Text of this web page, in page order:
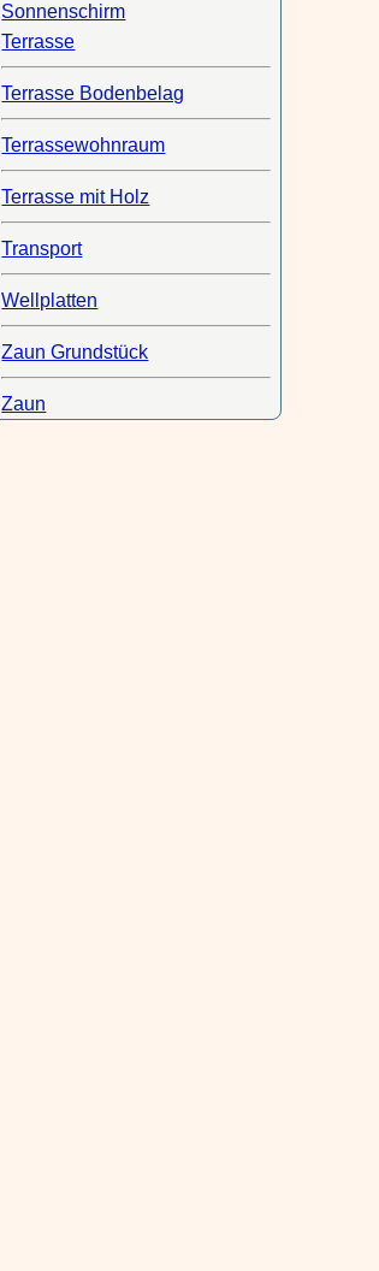
Sonnenschirm
Terrasse
Terrasse Bodenbelag
Terrassewohnraum
Terrasse mit Holz
Transport
Wellplatten
Zaun Grundstück
Zaun